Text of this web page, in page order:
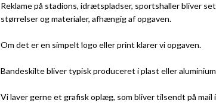
Reklame på stadions, idrætspladser, sportshaller bliver
størrelser og materialer, afhængig af opgaven.
Om det er en simpelt logo eller print klarer vi opgaven.
Bandeskilte bliver typisk produceret i plast eller
Vi laver gerne et grafisk oplæg, som bliver tilsendt på